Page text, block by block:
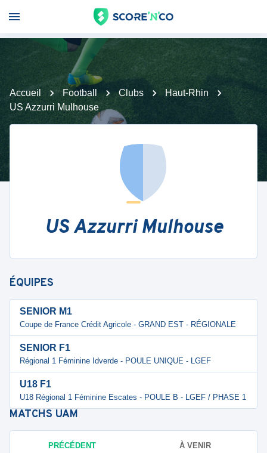
Accueil Football Clubs
Haut-Rhin
US Azzurri Mulhouse
US Azzurri Mulhouse
ÉQUIPES
SENIOR M1
Coupe de France Crédit Agricole - GRAND EST - RÉGIONALE
SENIOR F1
Régional 1 Féminine Idverde - POULE UNIQUE - LGEF
U18 F1
U18 Régional 1 Féminine Escates - POULE B - LGEF / PHASE 1
MATCHS UAM
PRÉCÉDENT À VENIR